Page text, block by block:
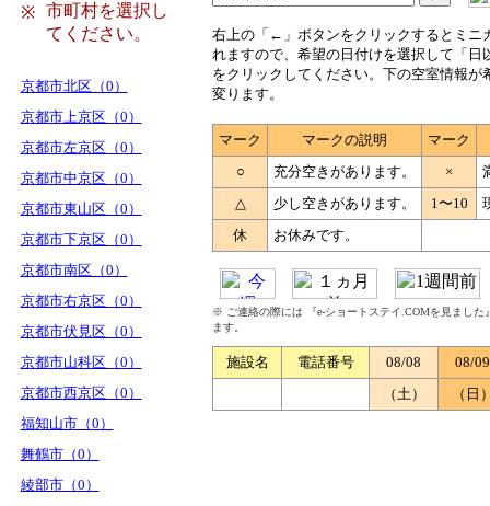
※
市町村を選択し
てください。
京都市北区（0）
京都市上京区（0）
京都市左京区（0）
京都市中京区（0）
京都市東山区（0）
京都市下京区（0）
京都市南区（0）
京都市右京区（0）
京都市伏見区（0）
京都市山科区（0）
京都市西京区（0）
福知山市（0）
舞鶴市（0）
綾部市（0）
右上の「←」ボタンをクリックするとミニ
れますので、希望の日付けを選択して「日
をクリックしてください。下の空室情報が
変ります。
マーク マークの説明
マーク
○
充分空きがあります。 ×
△
少し空きがあります。 1〜10
休
お休みです。
※ ご連絡の際には 『e-ショートステイ.COMを見まし
ます。
施設名 電話番号 08/08
08/09
（土）
（日